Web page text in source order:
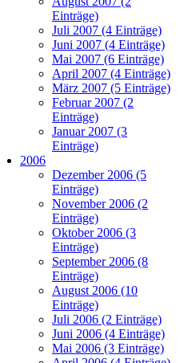
Einträge)
Juli 2007 (4 Einträge)
Juni 2007 (4 Einträge)
Mai 2007 (6 Einträge)
April 2007 (4 Einträge)
März 2007 (5 Einträge)
Februar 2007 (2
Einträge)
Januar 2007 (3
Einträge)
2006
Dezember 2006 (5
Einträge)
November 2006 (2
Einträge)
Oktober 2006 (3
Einträge)
September 2006 (8
Einträge)
August 2006 (10
Einträge)
Juli 2006 (2 Einträge)
Juni 2006 (4 Einträge)
Mai 2006 (3 Einträge)